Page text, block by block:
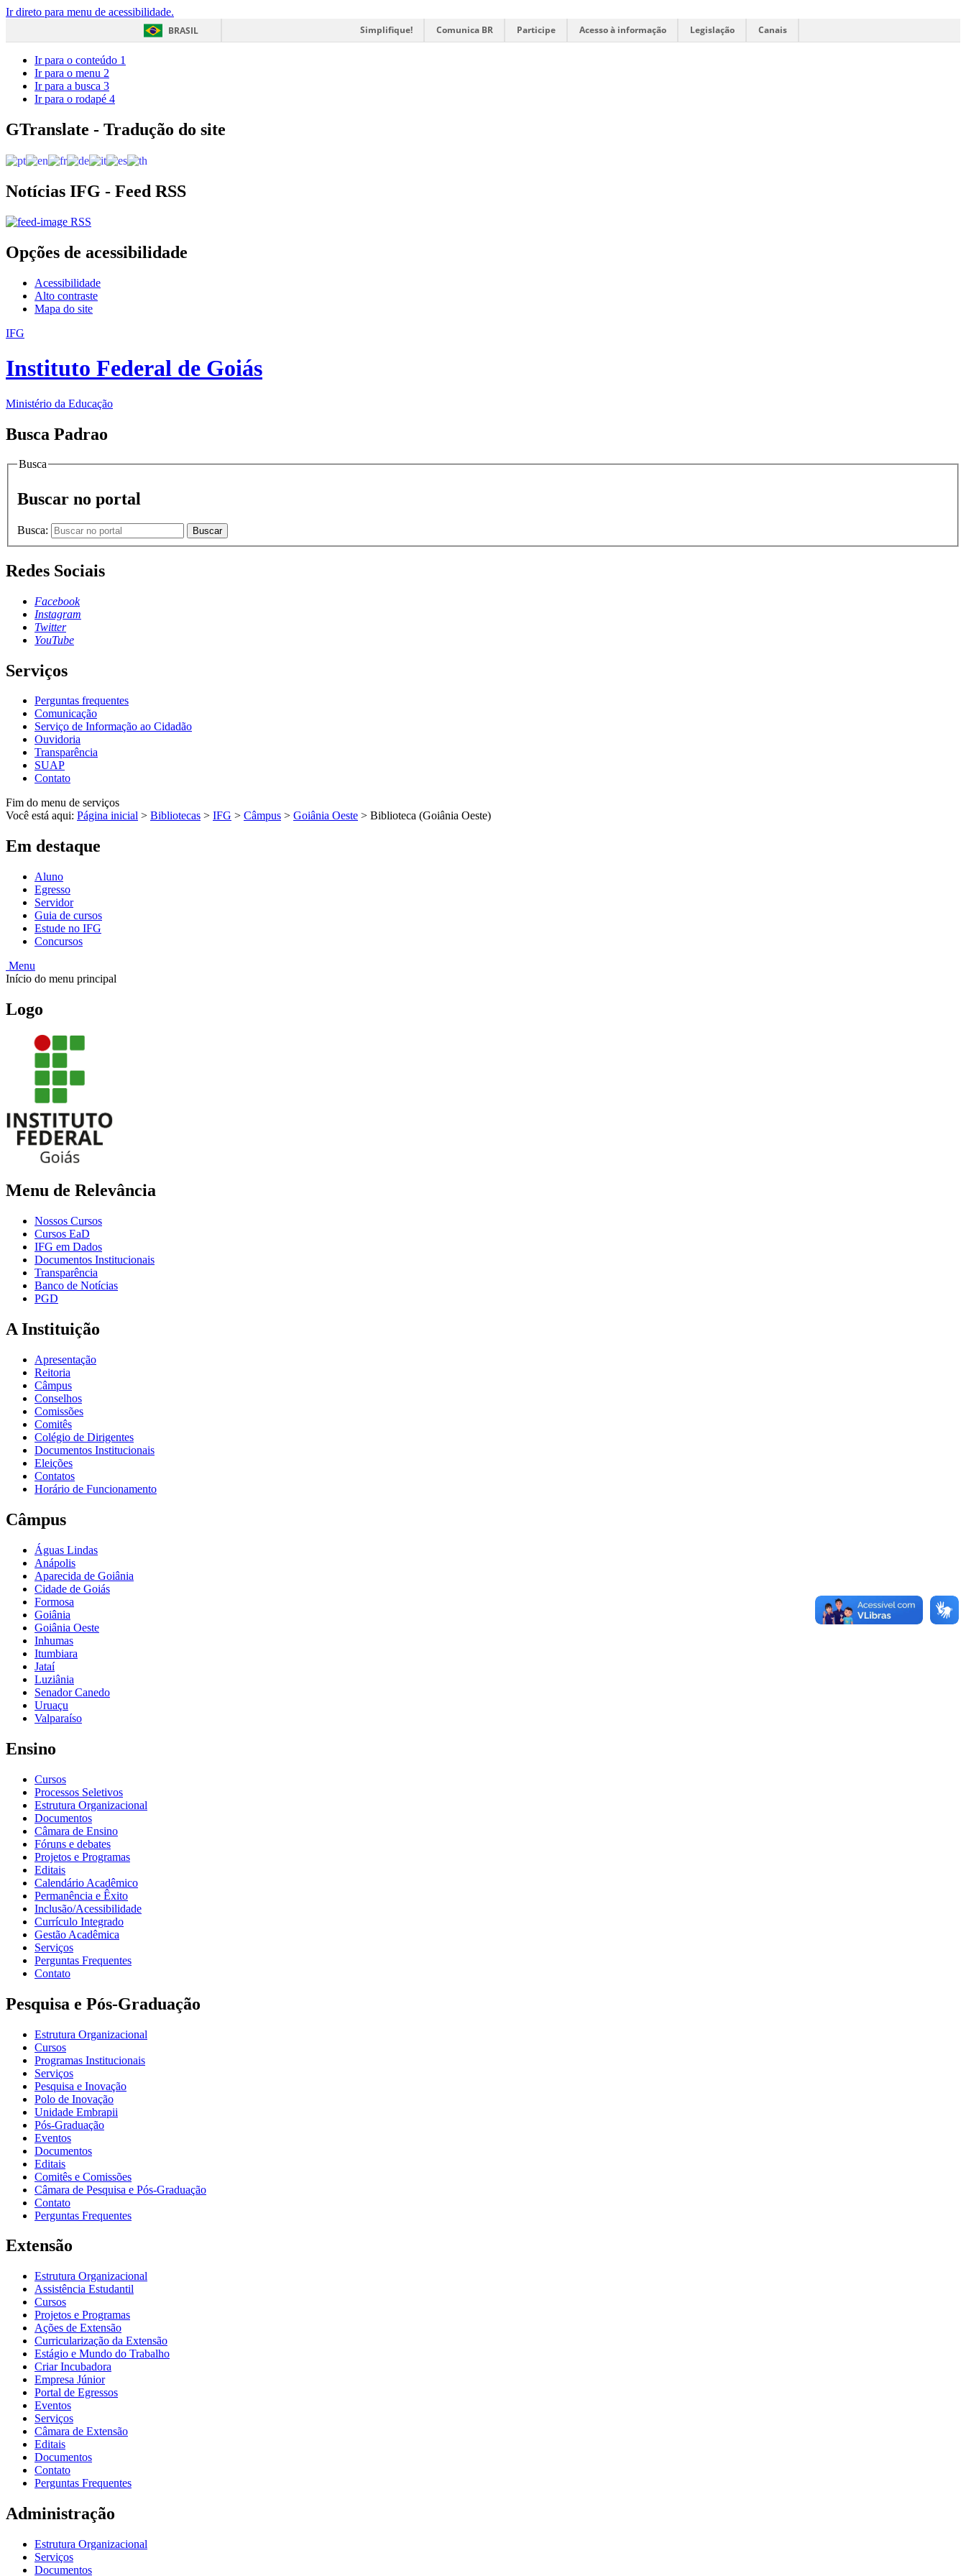
Ir direto para menu de acessibilidade.
BRASIL
Simplifique! Comunica BR Participe Acesso à informação Legislação Canais
Ir para o conteúdo 1
Ir para o menu 2
Ir para a busca 3
Ir para o rodapé 4
GTranslate - Tradução do site
Notícias IFG - Feed RSS
RSS
Opções de acessibilidade
Acessibilidade
Alto contraste
Mapa do site
IFG
Instituto Federal de Goiás
Ministério da Educação
Busca Padrao
Busca
Buscar no portal
Busca: Buscar
Redes Sociais
Facebook
Instagram
Twitter
YouTube
Serviços
Perguntas frequentes
Comunicação
Serviço de Informação ao Cidadão
Ouvidoria
Transparência
SUAP
Contato
Fim do menu de serviços
Você está aqui: Página inicial > Bibliotecas > IFG > Câmpus > Goiânia Oeste > Biblioteca (Goiânia Oeste)
Em destaque
Aluno
Egresso
Servidor
Guia de cursos
Estude no IFG
Concursos
Menu
Início do menu principal
Logo
Menu de Relevância
Nossos Cursos
Cursos EaD
IFG em Dados
Documentos Institucionais
Transparência
Banco de Notícias
PGD
A Instituição
Apresentação
Reitoria
Câmpus
Conselhos
Comissões
Comitês
Colégio de Dirigentes
Documentos Institucionais
Eleições
Contatos
Horário de Funcionamento
Câmpus
Águas Lindas
Anápolis
Aparecida de Goiânia
Cidade de Goiás
Formosa
Goiânia
Goiânia Oeste
Inhumas
Itumbiara
Jataí
Luziânia
Senador Canedo
Uruaçu
Valparaíso
Ensino
Cursos
Processos Seletivos
Estrutura Organizacional
Documentos
Câmara de Ensino
Fóruns e debates
Projetos e Programas
Editais
Calendário Acadêmico
Permanência e Êxito
Inclusão/Acessibilidade
Currículo Integrado
Gestão Acadêmica
Serviços
Perguntas Frequentes
Contato
Pesquisa e Pós-Graduação
Estrutura Organizacional
Cursos
Programas Institucionais
Serviços
Pesquisa e Inovação
Polo de Inovação
Unidade Embrapii
Pós-Graduação
Eventos
Documentos
Editais
Comitês e Comissões
Câmara de Pesquisa e Pós-Graduação
Contato
Perguntas Frequentes
Extensão
Estrutura Organizacional
Assistência Estudantil
Cursos
Projetos e Programas
Ações de Extensão
Curricularização da Extensão
Estágio e Mundo do Trabalho
Criar Incubadora
Empresa Júnior
Portal de Egressos
Eventos
Serviços
Câmara de Extensão
Editais
Documentos
Contato
Perguntas Frequentes
Administração
Estrutura Organizacional
Serviços
Documentos